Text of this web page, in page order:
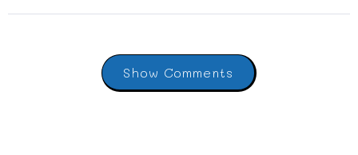
Show Comments